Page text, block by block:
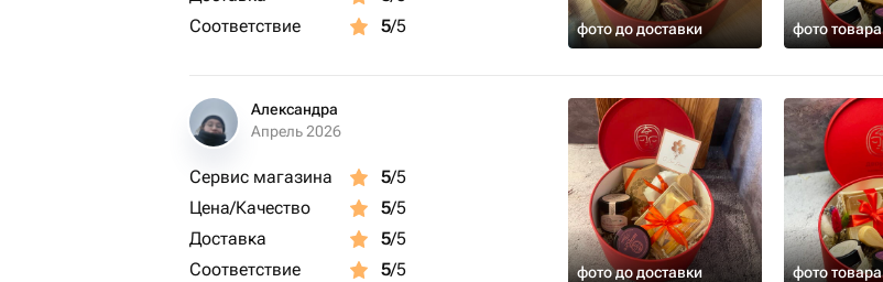
• Для ценителей вкусных вечеров дома
Создайте незабываемый вечер вместе с «ДвоеКо». Вкус, который
сближает.
Соответствие
5/5 фото до доставки фото товара
Александра
Апрель 2026
Сервис магазина 5/5
Цена/Качество
5/5
Доставка
5/5
Соответствие
5/5 фото до доставки фото товара